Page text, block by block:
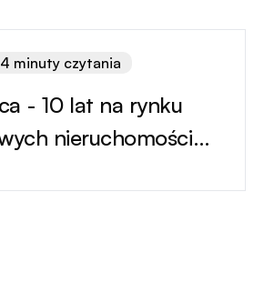
4 minuty czytania
- 10 lat na rynku
nieruchomości